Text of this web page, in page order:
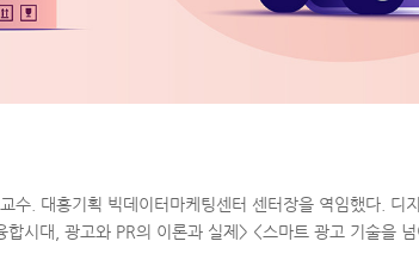
수. 대홍기획 빅데이터마케팅센터 센터장을 역임했다. 디
시대, 광고와 PR의 이론과 실제> <스마트 광고 기술을 넘